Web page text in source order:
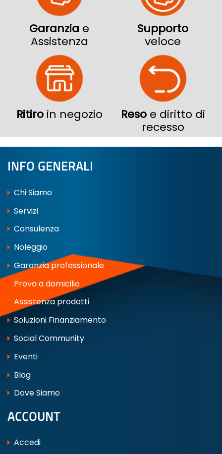
Garanzia e
Assistenza
Supporto
veloce
Ritiro in negozio Resoe diritto di
recesso
INFO GENERALI
Chi Siamo
Servizi
Consulenza
Noleggio
Garanzia professionale
Prova a domicilio
Assistenza prodotti
Soluzioni Finanziamento
Social Community
Eventi
Blog
Dove Siamo
ACCOUNT
Accedi